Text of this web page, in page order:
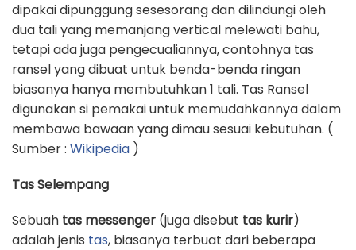
dipakai dipunggung sesesorang dan dilindungi oleh
dua tali yang memanjang vertical melewati bahu,
tetapi ada juga pengecualiannya, contohnya tas
ransel yang dibuat untuk benda-benda ringan
biasanya hanya membutuhkan 1 tali. Tas Ransel
digunakan si pemakai untuk memudahkannya dalam
membawa bawaan yang dimau sesuai kebutuhan. (
Sumber : Wikipedia )
Tas Selempang
Sebuah tas messenger (juga disebut tas kurir)
adalah jenis tas, biasanya terbuat dari beberapa